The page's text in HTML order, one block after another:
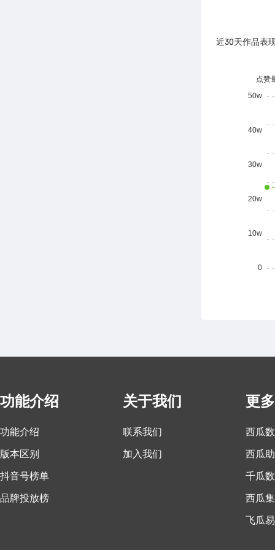
近30天作品表
功能介绍
功能介绍
版本区别
抖音号榜单
品牌投放榜
关于我们
联系我们
加入我们
更
西瓜
西瓜
千瓜
西瓜集
飞瓜